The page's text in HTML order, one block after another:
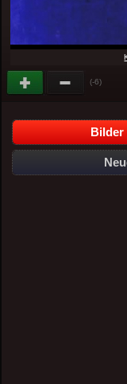
(-6)
Bilder